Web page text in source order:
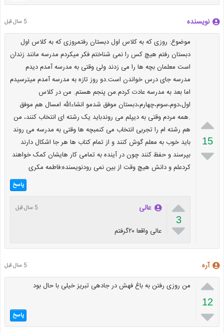
نویسنده 5 سال قبل

15

موضوع: روزی که به کلاس اول دبستان رفتمروزی که به کلاس اول
دبستان رفتم هیچ کس را نمی شناختم فکر میکردم مدرسه مانند زندان
است معلمان بچه ها را می زدند ولی وقتی به مدرسه آمدم دیدم
مدرسه جای درس خواندن است.دو روز تازه به مدرسه آمدم میترسیدم
اما بعد به مدرسه عادت کردم.من پنجم هستم. من در کلاس
اول،دوم،سوم،چهارم،دبستان موفق شدمو انشاءالله امسال هم موفق
.همه مردم وقتی به دیپلم می روندباید یک رشته ای انتخاب کنند، من
هم رشته ام را تجربی انتخاب می کنمبچه ها وقتی به مدرسه می روند
باید خوب به معلم گوش کنند و از تمام کتاب ها هر جا اشکال دارند
بپرسند و حفظ کنند چون در آینده به تمامی کار هایشان کمک خواهند
کردعلم و دانش هیچ وقت از بین نمی رودنویسنده:فاطمه مکری
پاسخ

3

عالی 5 سال قبل
عالی واقعا ۲۰گرفتم
آره 5 سال قبل

12

من روزی رفتن به باغ فهش در جادهی تبریز خیلی با حال بود
پاسخ